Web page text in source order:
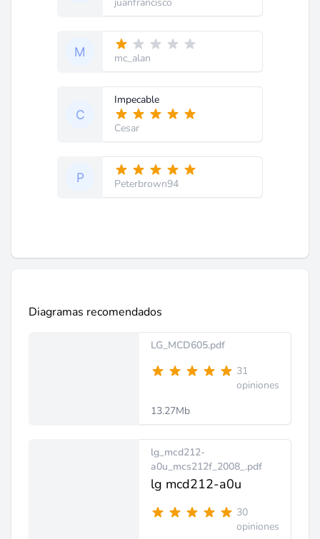
mc_alan
Impecable
Cesar
Peterbrown94
Diagramas recomendados
LG_MCD605.pdf
31
opiniones
13.27Mb
lg_mcd212-
a0u_mcs212f_2008_.pdf
lg mcd212-a0u
30
opiniones